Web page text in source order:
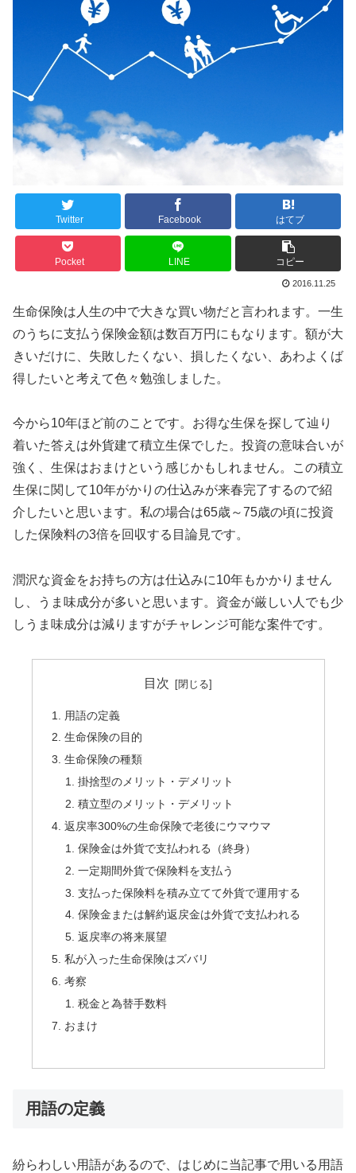
Twitter Facebook はてブ
Pocket LINE コピー
2016.11.25
生命保険は人生の中で大きな買い物だと言われます。一生
のうちに支払う保険金額は数百万円にもなります。額が大
きいだけに、失敗したくない、損したくない、あわよくば
得したいと考えて色々勉強しました。
今から10年ほど前のことです。お得な生保を探して辿り
着いた答えは外貨建て積立生保でした。投資の意味合いが
強く、生保はおまけという感じかもしれません。この積立
生保に関して10年がかりの仕込みが来春完了するので紹
介したいと思います。私の場合は65歳～75歳の頃に投資
した保険料の3倍を回収する目論見です。
潤沢な資金をお持ちの方は仕込みに10年もかかりません
し、うま味成分が多いと思います。資金が厳しい人でも少
しうま味成分は減りますがチャレンジ可能な案件です。
目次
用語の定義
生命保険の目的
生命保険の種類
掛捨型のメリット・デメリット
積立型のメリット・デメリット
返戻率300%の生命保険で老後にウマウマ
保険金は外貨で支払われる（終身）
一定期間外貨で保険料を支払う
支払った保険料を積み立てて外貨で運用する
保険金または解約返戻金は外貨で支払われる
返戻率の将来展望
私が入った生命保険はズバリ
考察
税金と為替手数料
おまけ
用語の定義
紛らわしい用語があるので、はじめに当記事で用いる用語